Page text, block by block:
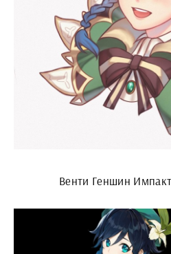
Венти Геншин